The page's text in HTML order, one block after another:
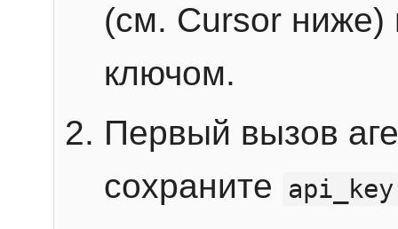
(см. Cursor ниже)
ключом.
Первый вызов
сохраните
api_key